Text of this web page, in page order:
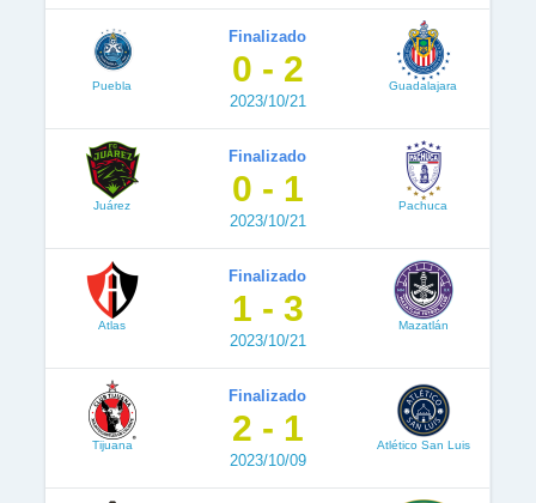
Puebla
Finalizado
0 - 2
2023/10/21
Guadalajara
Juárez
Finalizado
0 - 1
2023/10/21
Pachuca
Atlas
Finalizado
1 - 3
2023/10/21
Mazatlán
Tijuana
Finalizado
2 - 1
2023/10/09
Atlético San Luis